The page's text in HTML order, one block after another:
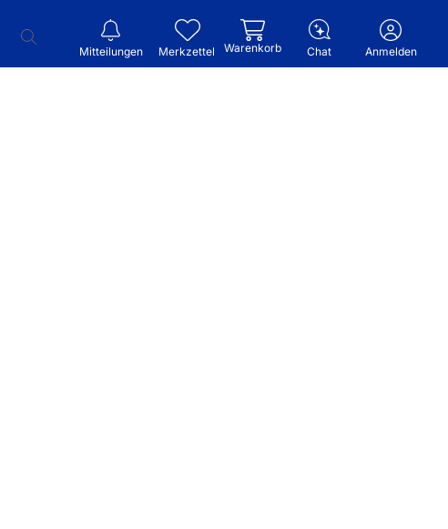
Mitteilungen Merkzettel Warenkorb Chat
Anmelden